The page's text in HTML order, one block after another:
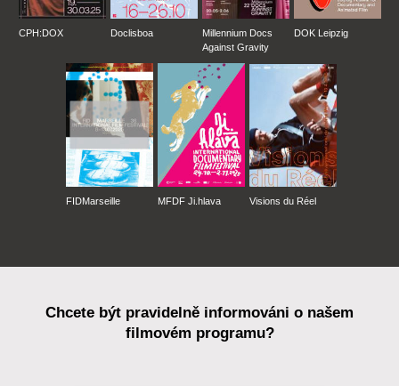
CPH:DOX Doclisboa
Millennium Docs
Against Gravity
DOK Leipzig
FIDMarseille MFDF Ji.hlava Visions du Réel
Chcete být pravidelně informováni o našem
filmovém programu?